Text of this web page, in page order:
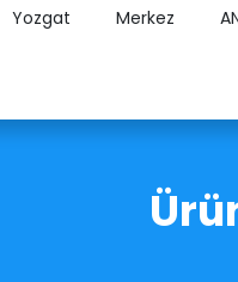
Yozgat Merkez